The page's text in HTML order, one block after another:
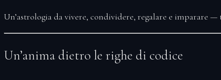
Un’astrologia davivere, condividere, regalare e imparare —
Un’anima dietro le righe di codice